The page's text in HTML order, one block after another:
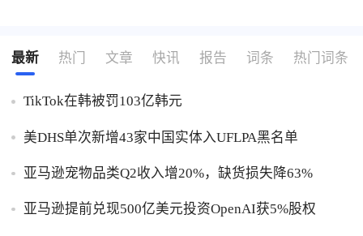
最新 热门 文章 快讯 报告 词条 热门词条
TikTok在韩被罚103亿韩元
美DHS单次新增43家中国实体入UFLPA黑名单
亚马逊宠物品类Q2收入增20%，缺货损失降63%
亚马逊提前兑现500亿美元投资OpenAI获5%股权